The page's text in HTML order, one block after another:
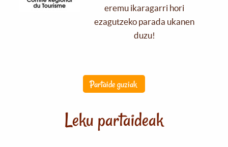
eremu ikaragarri hori
ezagutzeko parada ukanen
duzu!
Partaide guziak
Leku partaideak